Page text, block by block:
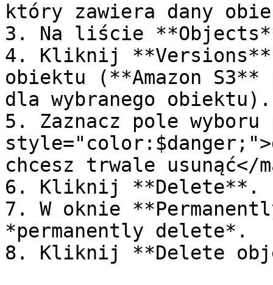
który zawiera dany
3. Na liście
4. Kliknij
obiektu (**Amazon
dla wybranego obiektu).
5. Zaznacz pole
chcesz trwale usunąć</
6. Kliknij **Delete**.
7. W oknie
*permanently delete*.
8. Kliknij **Delete